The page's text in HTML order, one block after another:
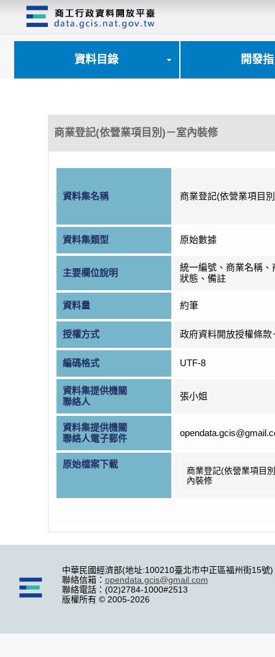
資料目錄 開發
商業登記(依營業項目別)－室內裝修
資料集名稱 商業登記(依營業項目
資料集類型 原始數據
主要欄位說明
統一編號、商業名稱、
狀態、備註
資料量 約筆
授權方式 政府資料開放授權條款
編碼格式 UTF-8
資料集提供機關
聯絡人
張小姐
資料集提供機關
聯絡人電子郵件
原始檔案下載
商業登記(依營業項目
內裝修
中華民國經濟部(地址:100210臺北市中正區福州街15號)
聯絡信箱： opendata.gcis@gmail.com
聯絡電話：(02)2784-1000#2513
版權所有 © 2005-2026